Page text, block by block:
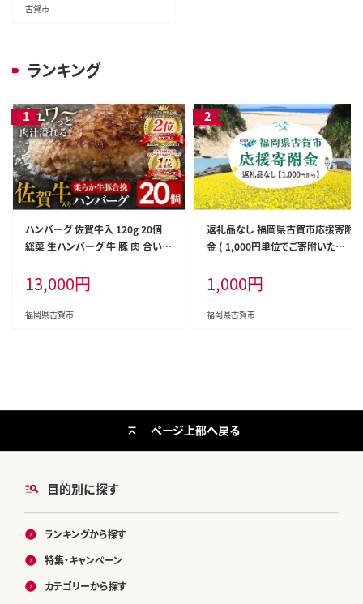
古賀市
ランキング
ハンバーグ 佐賀牛入 120g 20個
総菜 生ハンバーグ 牛 豚 肉 合い挽
牛豚合挽 ジューシー 柔らかい 夕
飯 おかず 贅沢 グルメ 九州 古賀市
13,000円
福岡県古賀市
返礼品なし 福岡県古賀市応援寄附
金 ( 1,000円単位でご寄附いただ
1,000円
福岡県古賀市
目的別に探す
ランキングから探す
特集・キャンペーン
カテゴリーから探す
ページ上部へ戻る